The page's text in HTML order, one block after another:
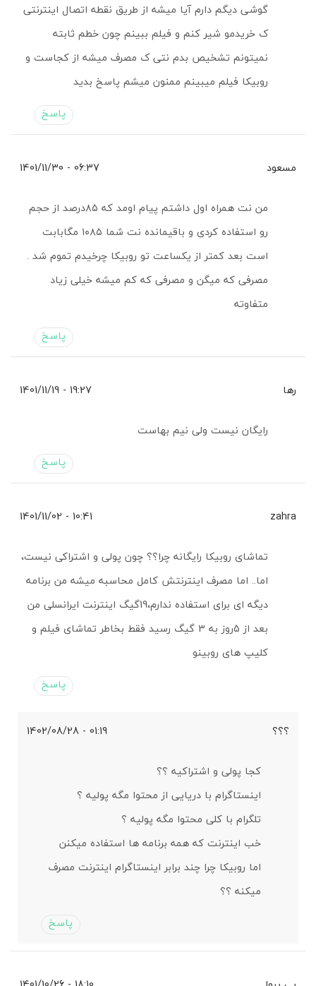
گوشی دیگم دارم آیا میشه از طریق نقطه اتصال اینترنتی
ک خریدمو شیر کنم و فیلم ببینم چون خطم ثابته
نمیتونم تشخیص بدم نتی ک مصرف میشه از کجاست و
روبیکا فیلم میبینم ممنون میشم پاسخ بدید
پاسخ
مسعود 06:37 - 1401/11/30
من نت همراه اول داشتم پیام اومد که ۸۵درصد از حجم
رو استفاده کردی و باقیمانده نت شما ۱۰۸۵ مگابابت
است بعد کمتر از یکساعت تو روبیکا چرخیدم تموم شد .
مصرفی که میگن و مصرفی که کم میشه خیلی زیاد
متفاوته
پاسخ
رها 19:27 - 1401/11/19
رایگان نیست ولی نیم بهاست
پاسخ
zahra
10:41 - 1401/11/02
تماشای روبیکا رایگانه چرا؟؟ چون پولی و اشتراکی نیست،
اما.. اما مصرف اینترنتش کامل محاسبه میشه من برنامه
دیگه ای برای استفاده ندارم،19گیگ اینترنت ایرانسلی من
بعد از 5روز به 3 گیگ رسید فقط بخاطر تماشای فیلم و
کلیپ های روبینو
پاسخ
؟؟؟ 01:19 - 1402/08/28
کجا پولی و اشتراکیه ؟؟
اینستاگرام با دریایی از محتوا مگه پولیه ؟
تلگرام با کلی محتوا مگه پولیه ؟
خب اینترنت که همه برنامه ها استفاده میکنن
اما روبیکا چرا چند برابر اینستاگرام اینترنت مصرف
میکنه ؟؟
پاسخ